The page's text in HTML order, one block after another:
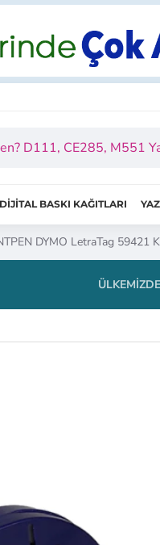
DİJİTAL BASKI KAĞITLARI
DYMO LetraTag 59421